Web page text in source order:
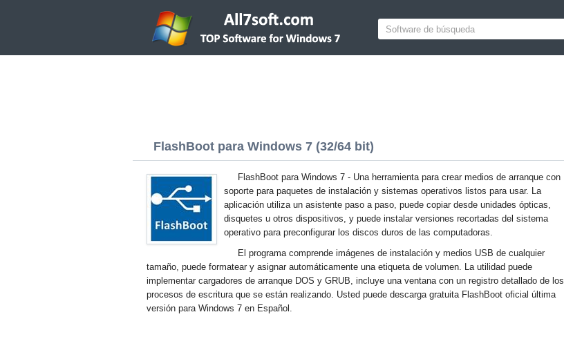
FlashBoot para Windows 7 (32/64 bit)
FlashBoot para Windows 7 - Una herramienta para crear medios de arranque con
soporte para paquetes de instalación y sistemas operativos listos para usar. La
aplicación utiliza un asistente paso a paso, puede copiar desde unidades ópticas,
disquetes u otros dispositivos, y puede instalar versiones recortadas del sistema
operativo para preconfigurar los discos duros de las computadoras.
El programa comprende imágenes de instalación y medios USB de cualquier
tamaño, puede formatear y asignar automáticamente una etiqueta de volumen. La utilidad puede
implementar cargadores de arranque DOS y GRUB, incluye una ventana con un registro detallado de los
procesos de escritura que se están realizando. Usted puede descarga gratuita FlashBoot oficial última
versión para Windows 7 en Español.